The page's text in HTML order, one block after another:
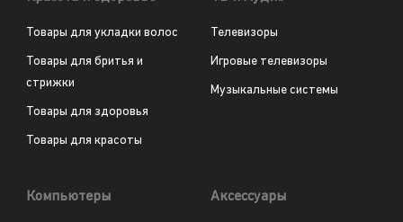
Товары для укладки волос
Товары для бритья и
стрижки
Товары для здоровья
Товары для красоты
Телевизоры
Игровые телевизоры
Музыкальные системы
Компьютеры Аксессуары